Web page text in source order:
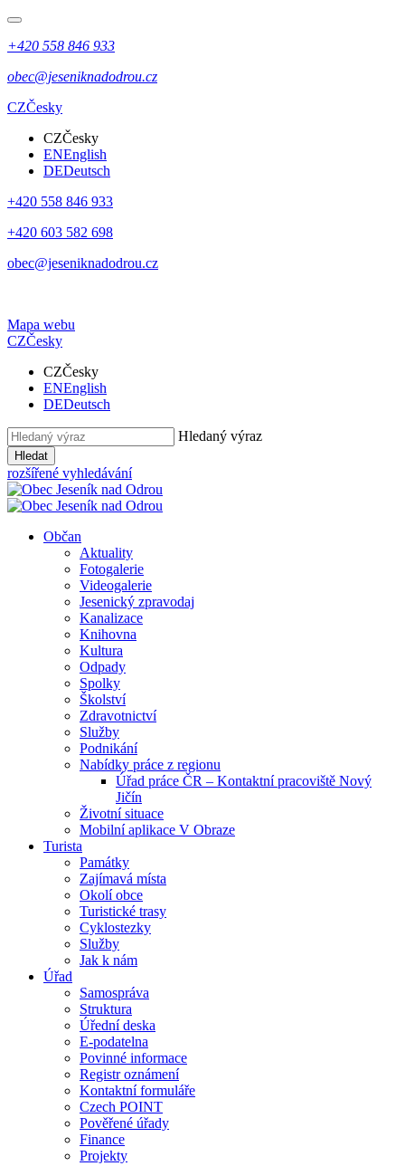
+420 558 846 933
obec@jeseniknadodrou.cz
CZČesky
CZČesky
ENEnglish
DEDeutsch
+420 558 846 933
+420 603 582 698
obec@jeseniknadodrou.cz
Mapa webu
CZČesky
CZČesky
ENEnglish
DEDeutsch
Hledaný výraz
Hledat
rozšířené vyhledávání
Občan
Aktuality
Fotogalerie
Videogalerie
Jesenický zpravodaj
Kanalizace
Knihovna
Kultura
Odpady
Spolky
Školství
Zdravotnictví
Služby
Podnikání
Nabídky práce z regionu
Úřad práce ČR – Kontaktní pracoviště Nový
Jičín
Životní situace
Mobilní aplikace V Obraze
Turista
Památky
Zajímavá místa
Okolí obce
Turistické trasy
Cyklostezky
Služby
Jak k nám
Úřad
Samospráva
Struktura
Úřední deska
E-podatelna
Povinné informace
Registr oznámení
Kontaktní formuláře
Czech POINT
Pověřené úřady
Finance
Projekty